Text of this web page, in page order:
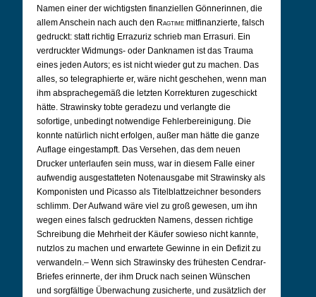
Namen einer der wichtigsten finanziellen Gönnerinnen, die
allem Anschein nach auch den Ragtime mitfinanzierte, falsch
gedruckt: statt richtig Errazuriz schrieb man Errasuri. Ein
verdruckter Widmungs- oder Danknamen ist das Trauma
eines jeden Autors; es ist nicht wieder gut zu machen. Das
alles, so telegraphierte er, wäre nicht geschehen, wenn man
ihm absprachegemäß die letzten Korrekturen zugeschickt
hätte. Strawinsky tobte geradezu und verlangte die
sofortige, unbedingt notwendige Fehlerbereinigung. Die
konnte natürlich nicht erfolgen, außer man hätte die ganze
Auflage eingestampft. Das Versehen, das dem neuen
Drucker unterlaufen sein muss, war in diesem Falle einer
aufwendig ausgestatteten Notenausgabe mit Strawinsky als
Komponisten und Picasso als Titelblattzeichner besonders
schlimm. Der Aufwand wäre viel zu groß gewesen, um ihn
wegen eines falsch gedruckten Namens, dessen richtige
Schreibung die Mehrheit der Käufer sowieso nicht kannte,
nutzlos zu machen und erwartete Gewinne in ein Defizit zu
verwandeln.– Wenn sich Strawinsky des frühesten Cendrar-
Briefes erinnerte, der ihm Druck nach seinen Wünschen
und sorgfältige Überwachung zusicherte, und zusätzlich der